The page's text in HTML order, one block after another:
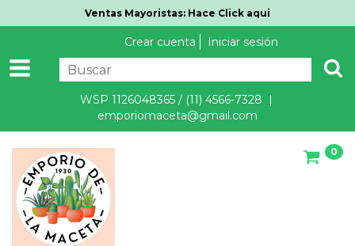
Ventas Mayoristas: Hace Click aqui
Crear cuenta Iniciar sesión
WSP 1126048365 / (11) 4566-7328 |
emporiomaceta@gmail.com
0